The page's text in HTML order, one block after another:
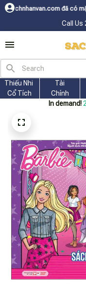
đã có mặt hơn 200 quốc
Call Us
Thiếu Nhi
Cổ Tích
Tài
Chính
In demand!